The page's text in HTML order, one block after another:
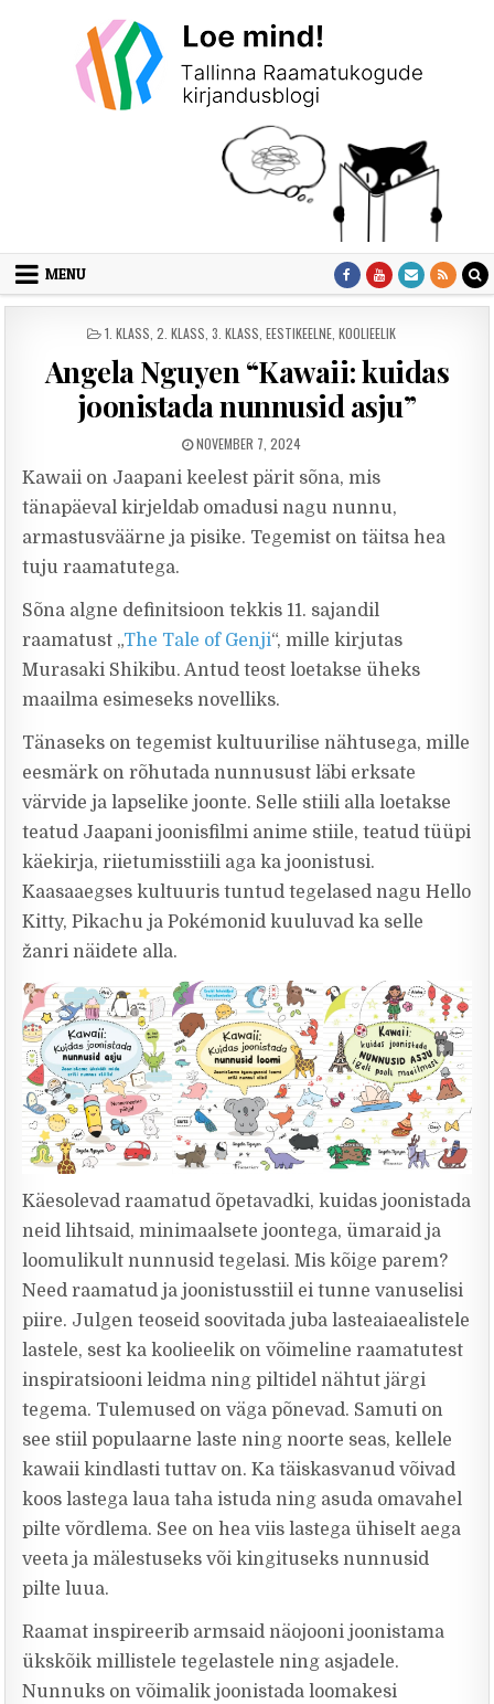
MENU
POSTED IN
1. KLASS 2. KLASS 3. KLASS EESTIKEELNE KOOLIEELIK
Angela Nguyen “Kawaii: kuidas
joonistada nunnusid asju”
PUBLISHED DATE:
NOVEMBER 7, 2024
Kawaii on Jaapani keelest pärit sõna, mis
tänapäeval kirjeldab omadusi nagu nunnu,
armastusväärne ja pisike. Tegemist on täitsa hea
tuju raamatutega.
Sõna algne definitsioon tekkis 11. sajandil
raamatust „The Tale of Genji“, mille kirjutas
Murasaki Shikibu. Antud teost loetakse üheks
maailma esimeseks novelliks.
Tänaseks on tegemist kultuurilise nähtusega, mille
eesmärk on rõhutada nunnusust läbi erksate
värvide ja lapselike joonte. Selle stiili alla loetakse
teatud Jaapani joonisfilmi anime stiile, teatud tüüpi
käekirja, riietumisstiili aga ka joonistusi.
Kaasaaegses kultuuris tuntud tegelased nagu Hello
Kitty, Pikachu ja Pokémonid kuuluvad ka selle
žanri näidete alla.
Käesolevad raamatud õpetavadki, kuidas joonistada
neid lihtsaid, minimaalsete joontega, ümaraid ja
loomulikult nunnusid tegelasi. Mis kõige parem?
Need raamatud ja joonistusstiil ei tunne vanuselisi
piire. Julgen teoseid soovitada juba lasteaiaealistele
lastele, sest ka koolieelik on võimeline raamatutest
inspiratsiooni leidma ning piltidel nähtut järgi
tegema. Tulemused on väga põnevad. Samuti on
see stiil populaarne laste ning noorte seas, kellele
kawaii kindlasti tuttav on. Ka täiskasvanud võivad
koos lastega laua taha istuda ning asuda omavahel
pilte võrdlema. See on hea viis lastega ühiselt aega
veeta ja mälestuseks või kingituseks nunnusid
pilte luua.
Raamat inspireerib armsaid näojooni joonistama
ükskõik millistele tegelastele ning asjadele.
Nunnuks on võimalik joonistada loomakesi